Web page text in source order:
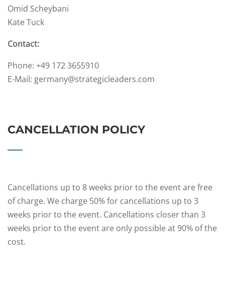
Omid Scheybani
Kate Tuck
Contact:
Phone: +49 172 3655910
E-Mail: germany@strategicleaders.com
CANCELLATION POLICY
Cancellations up to 8 weeks prior to the event are free
of charge. We charge 50% for cancellations up to 3
weeks prior to the event. Cancellations closer than 3
weeks prior to the event are only possible at 90% of the
cost.